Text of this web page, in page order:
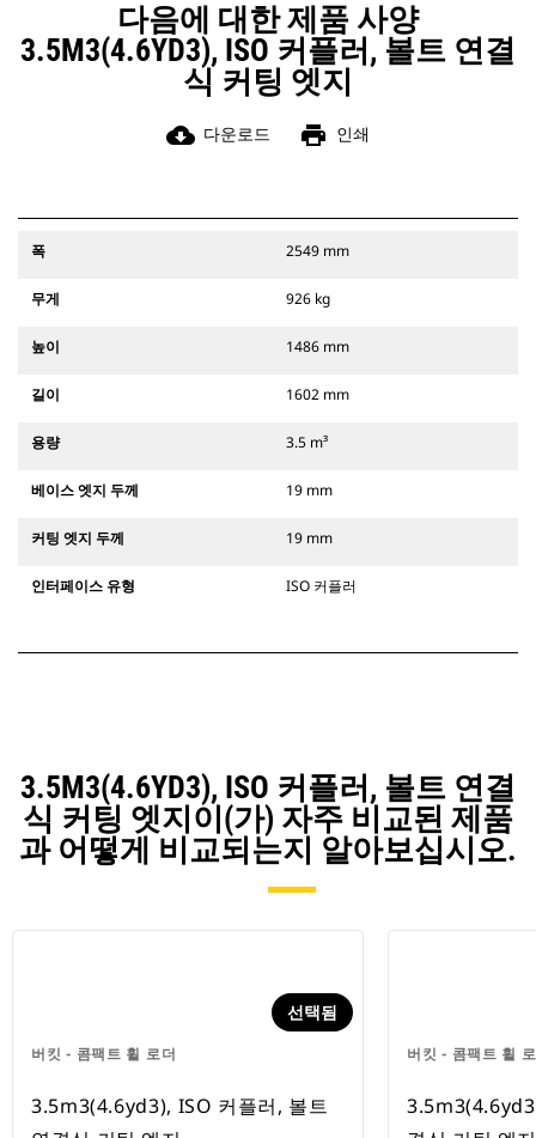
다음에 대한 제품 사양
3.5M3(4.6YD3), ISO 커플러, 볼트 연결
식 커팅 엣지
cloud_download 다운로드 print 인쇄
폭 2549 mm
무게 926 kg
높이 1486 mm
길이 1602 mm
용량 3.5 m³
베이스 엣지 두께 19 mm
커팅 엣지 두께 19 mm
인터페이스 유형 ISO 커플러
3.5M3(4.6YD3), ISO 커플러, 볼트 연결
식 커팅 엣지이(가) 자주 비교된 제품
과 어떻게 비교되는지 알아보십시오.
버킷 - 콤팩트 휠 로더
선택됨
3.5m3(4.6yd3), ISO 커플러, 볼트
버킷 - 콤팩트 휠